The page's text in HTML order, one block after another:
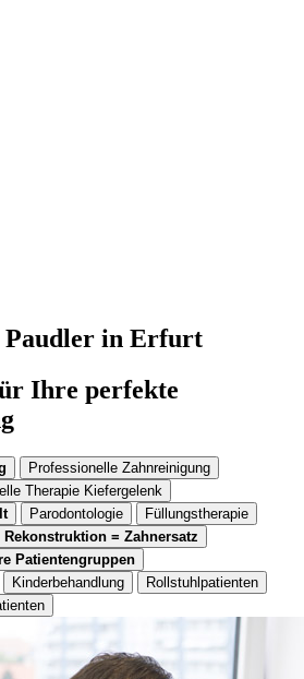
Paudler in Erfurt
Ihre perfekte
Professionelle Zahnreinigung
Therapie Kiefergelenk
Parodontologie
Füllungstherapie
Rekonstruktion = Zahnersatz
Patientengruppen
Kinderbehandlung
Rollstuhlpatienten